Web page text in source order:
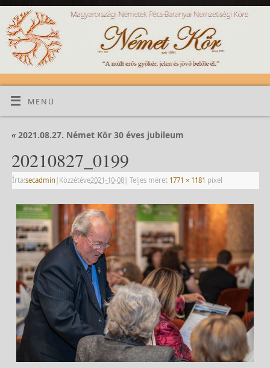
MENÜ
«2021.08.27. Német Kör 30 éves jubileum
20210827_0199
Írta:secadmin | Közzétéve2021-10-08| Teljes méret 1771 × 1181 pixel